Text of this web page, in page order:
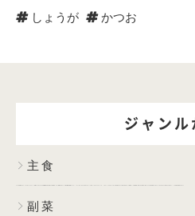
しょうが かつお
ジャンル
主食
副菜